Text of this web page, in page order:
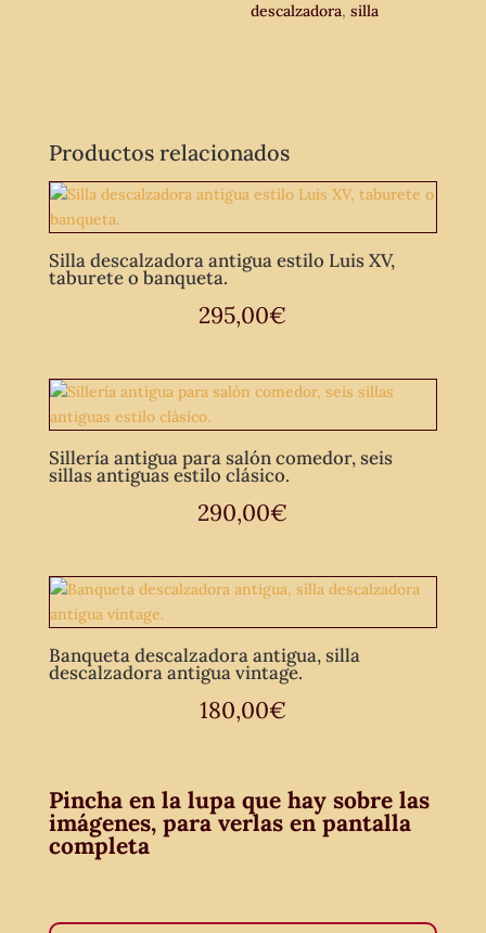
descalzadora,silla
Productos relacionados
Silla descalzadora antigua estilo Luis XV,
taburete o banqueta.
295,00€
Sillería antigua para salón comedor, seis
sillas antiguas estilo clásico.
290,00€
Banqueta descalzadora antigua, silla
descalzadora antigua vintage.
180,00€
Pincha en la lupa que hay sobre las
imágenes, para verlas en pantalla
completa